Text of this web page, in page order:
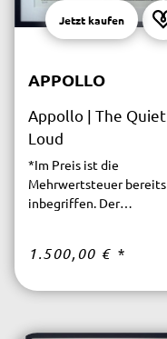
Jetzt kaufen
APPOLLO
Appollo | The Quiet
Loud
*Im Preis ist die
Mehrwertsteuer bereits
inbegriffen. Der
kostenfrei.
1.500,00 € *